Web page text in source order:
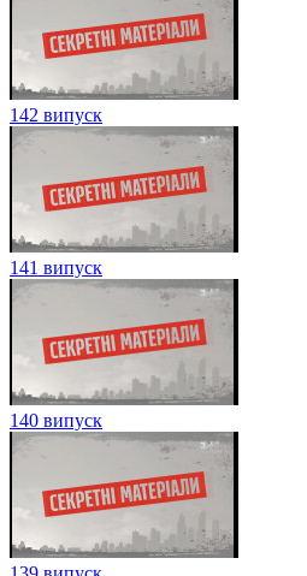
142 випуск
141 випуск
140 випуск